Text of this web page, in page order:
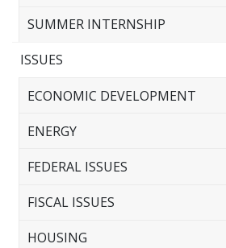
SUMMER INTERNSHIP
ISSUES
ECONOMIC DEVELOPMENT
ENERGY
FEDERAL ISSUES
FISCAL ISSUES
HOUSING